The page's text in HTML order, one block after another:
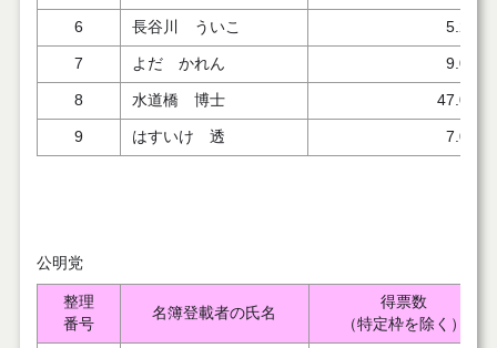
6 長谷川 ういこ 5.241
7 よだ かれん 9.000
8 水道橋 博士 47.000
9 はすいけ 透 7.000
公明党
整理
番号
名簿登載者の氏名
得票数
（特定枠を除く）